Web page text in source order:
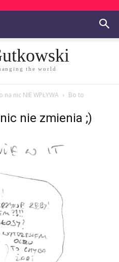
the world
na nic NIE WPŁYWA
Bo to
nie zmienia ;)